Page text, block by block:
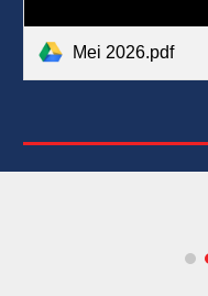
Mei 2026.pdf